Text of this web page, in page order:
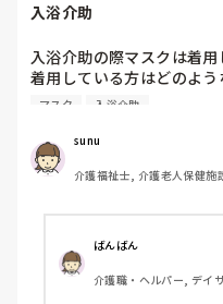
入浴介助
入浴介助の際マスクは着用
着用している方はどのよ
😓アドバイスください！
マスク 入浴介助
sunu
介護福祉士, 介護老人保健施
ばんばん
介護職・ヘルパー, デイ